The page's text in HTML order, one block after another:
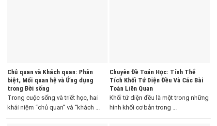
Chủ quan và Khách quan: Phân
biệt, Mối quan hệ và Ứng dụng
trong Đời sống
Trong cuộc sống và triết học, hai
khái niệm “chủ quan” và “khách ...
Chuyên Đề Toán Học: Tính Thể
Tích Khối Tứ Diện Đều Và Các Bài
Toán Liên Quan
Khối tứ diện đều là một trong những
hình khối cơ bản trong ...